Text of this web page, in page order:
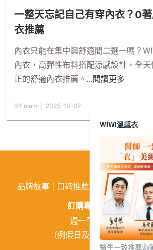
一整天忘記自己有穿內衣？0
衣推薦
內衣只能在集中與舒適間二選一嗎？
內衣，高彈性布料搭配涼感設計，全
正的舒適內衣推薦。 ...閱讀更多
BY mami │ 2025-10-07
品牌故事 口碑推薦 購物需知 | 活
訂購專線:
02-
週一至週五
（例假日及中午
WIWI溫感衣
醫生一致推薦👍